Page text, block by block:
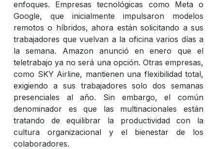
enfoques. Empresas tecnológicas como Meta o
Google, que inicialmente impulsaron modelos
remotos o híbridos, ahora están solicitando a sus
trabajadores que vuelvan a la oficina varios días a
la semana. Amazon anunció en enero que el
teletrabajo ya no será una opción. Otras empresas,
como SKY Airline, mantienen una flexibilidad total,
exigiendo a sus trabajadores solo dos semanas
presenciales al año. Sin embargo, el común
denominador es que las multinacionales están
tratando de equilibrar la productividad con la
cultura organizacional y el bienestar de los
colaboradores.